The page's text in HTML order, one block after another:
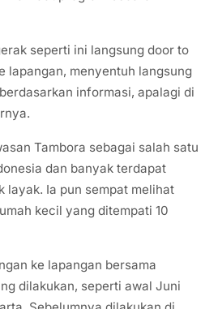
seperti ini langsung door to
lapangan, menyentuh langsung
informasi, apalagi di
Tambora sebagai salah satu
dan banyak terdapat
layak. Ia pun sempat melihat
kecil yang ditempati 10
ke lapangan bersama
dilakukan, seperti awal Juni